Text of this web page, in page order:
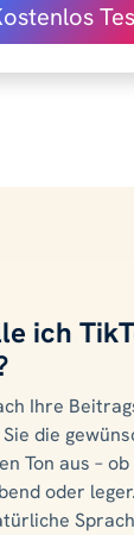
ich
Ihre
die
Ton aus –
oder